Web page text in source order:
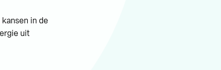
kansen in de
uit